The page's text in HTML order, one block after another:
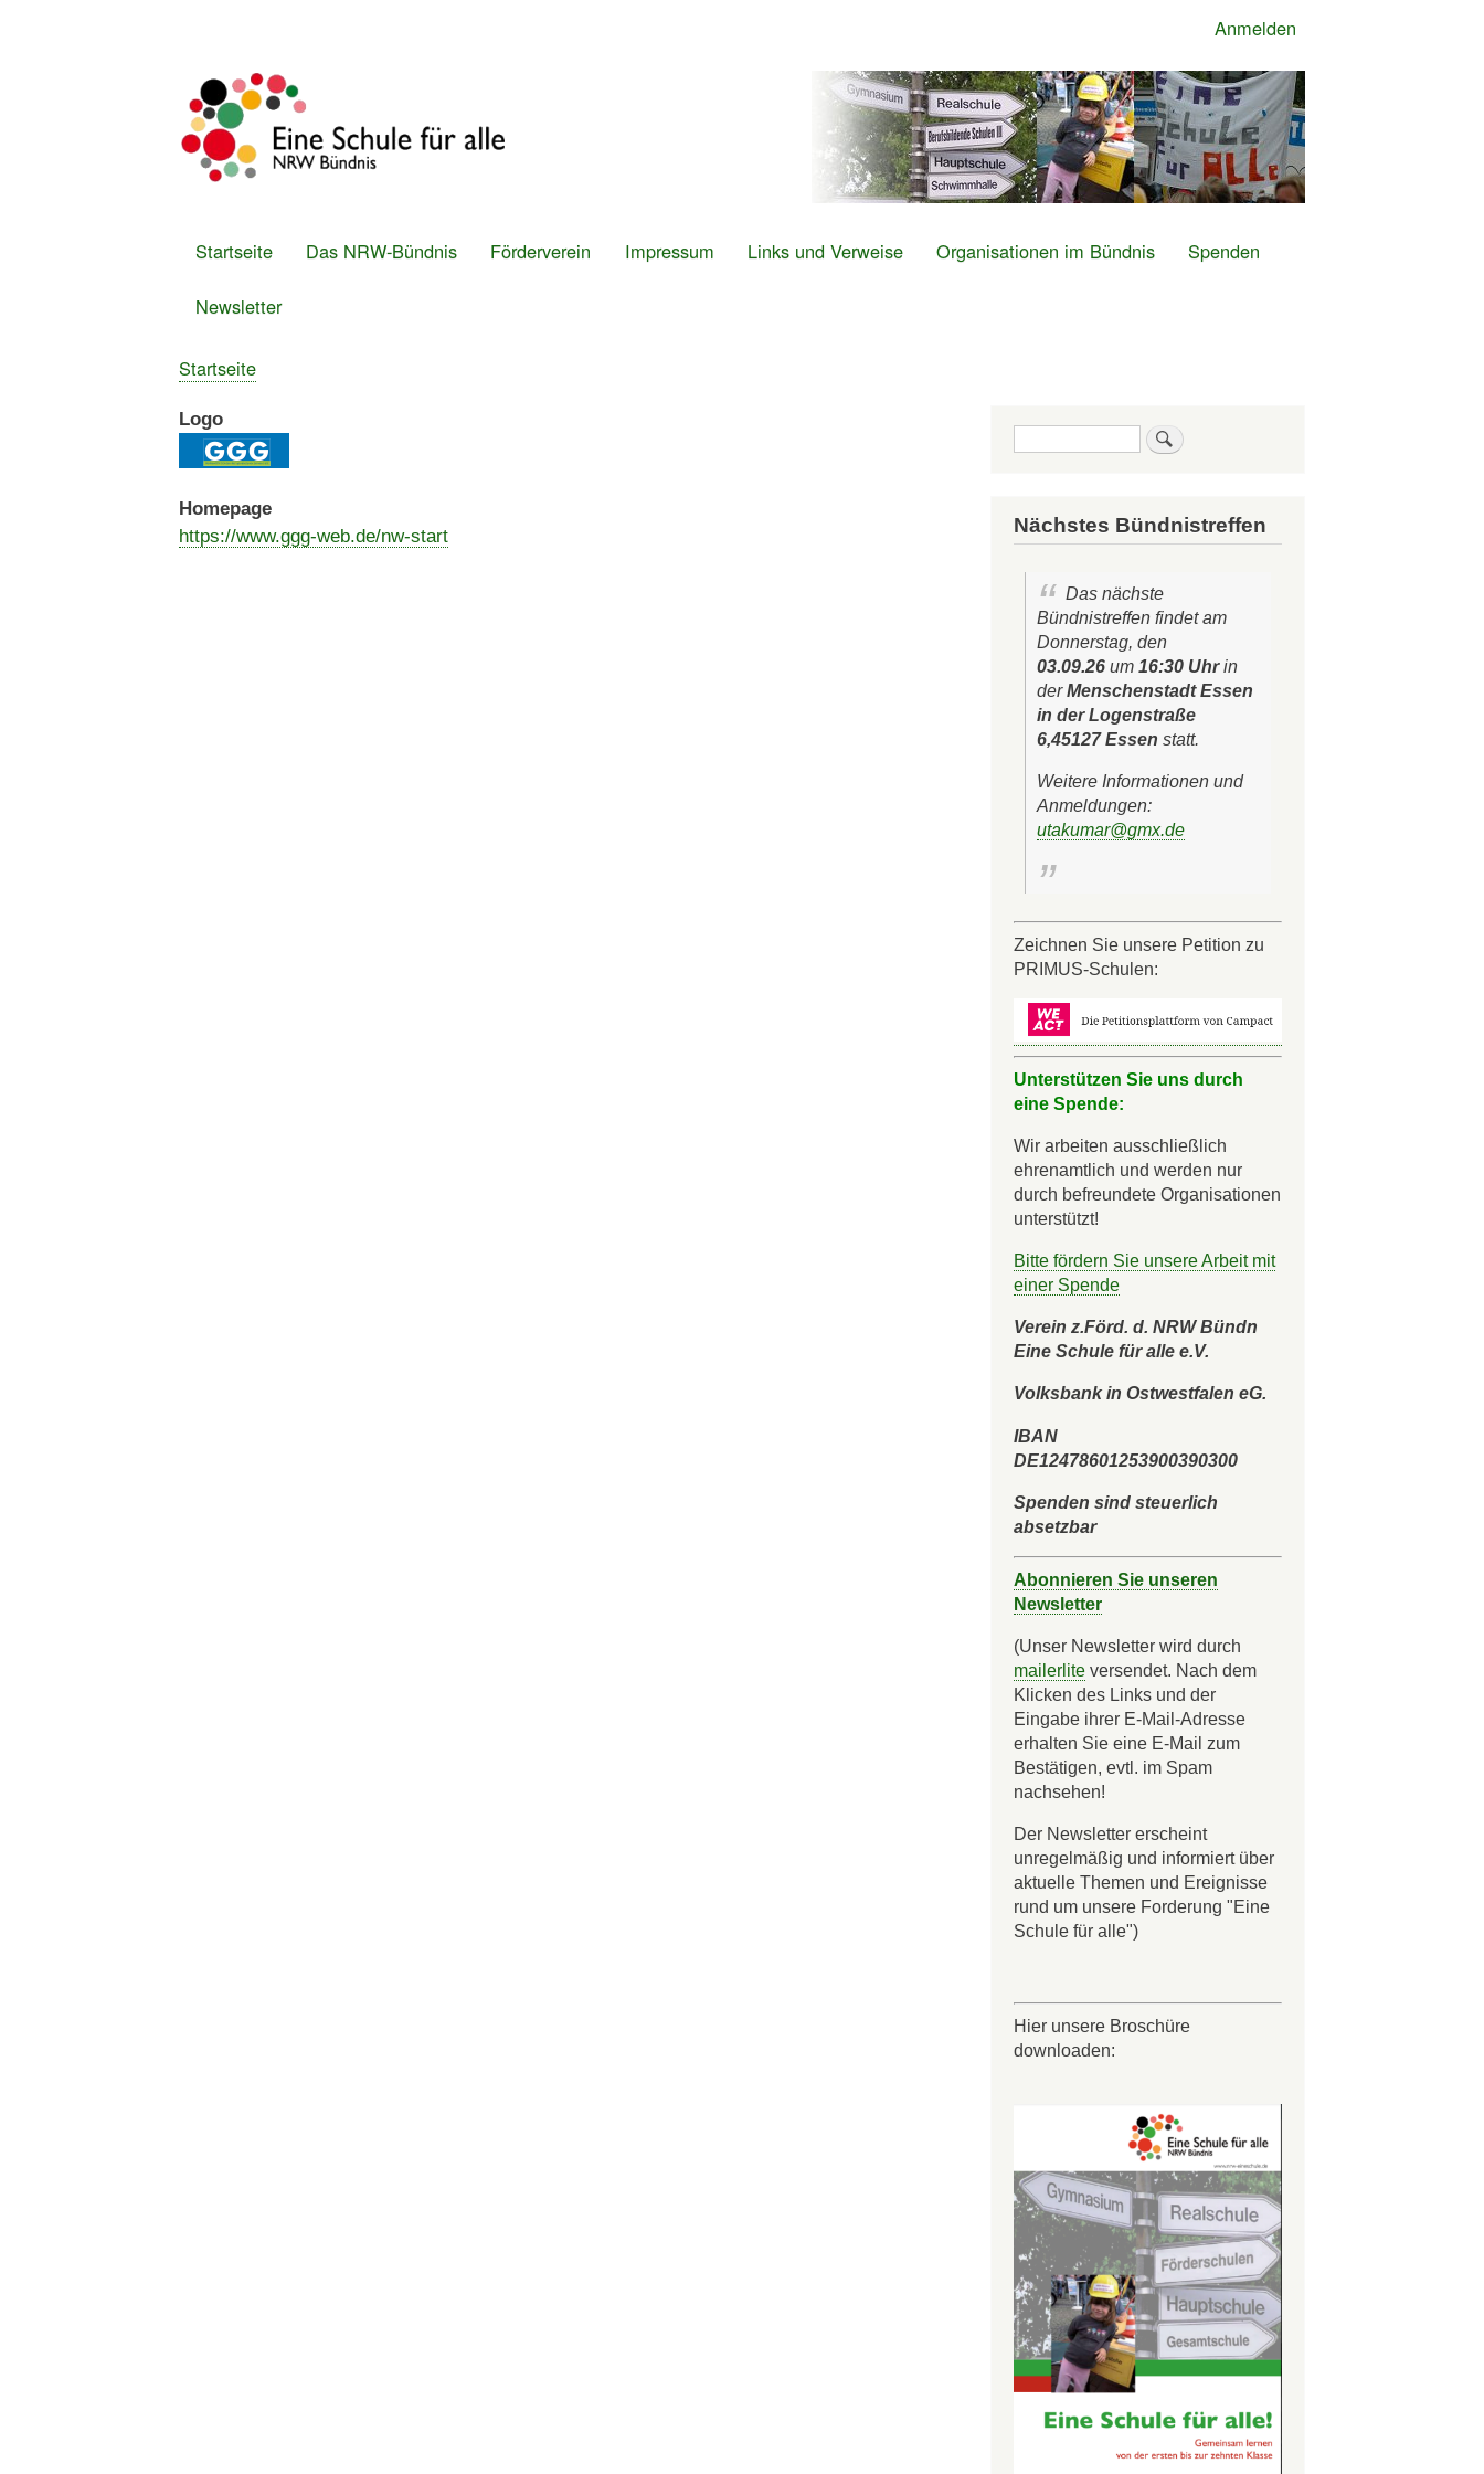
Anmelden
Hauptmenü
Startseite Das NRW-Bündnis Förderverein Impressum Links und Verweise Organisationen im Bündnis Spenden
Newsletter
Breadcrumb
Startseite
Logo
Homepage
https://www.ggg-web.de/nw-start
Nächstes Bündnistreffen
Das nächste
Bündnistreffen findet am
Donnerstag, den
03.09.26 um 16:30 Uhrin
derMenschenstadt Essen
in der Logenstraße
6,45127 Essen statt.
Weitere Informationen und
Anmeldungen:
utakumar@gmx.de
Zeichnen Sie unsere Petition zu
PRIMUS-Schulen:
Unterstützen Sie uns durch
eine Spende:
Wir arbeiten ausschließlich
ehrenamtlich und werden nur
durch befreundete Organisationen
unterstützt!
Bitte fördern Sie unsere Arbeit mit
einer Spende
Verein z.Förd. d. NRW Bündn
Eine Schule für alle e.V.
Volksbank in Ostwestfalen eG.
IBAN
DE12478601253900390300
Spenden sind steuerlich
absetzbar
Abonnieren Sie unseren
Newsletter
(Unser Newsletter wird durch
mailerlite versendet. Nach dem
Klicken des Links und der
Eingabe ihrer E-Mail-Adresse
erhalten Sie eine E-Mail zum
Bestätigen, evtl. im Spam
nachsehen!
Der Newsletter erscheint
unregelmäßig und informiert über
aktuelle Themen und Ereignisse
rund um unsere Forderung "Eine
Schule für alle")
Hier unsere Broschüre
downloaden: